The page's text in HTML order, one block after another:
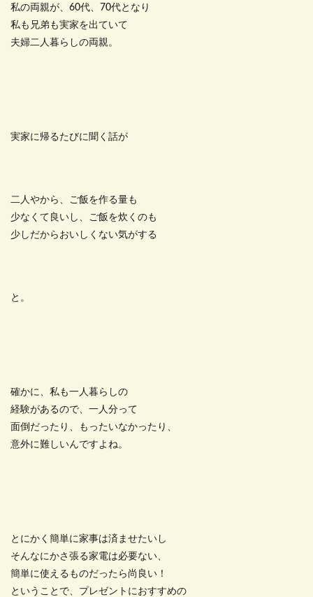
私の両親が、60代、70代となり
私も兄弟も実家を出ていて
夫婦二人暮らしの両親。
実家に帰るたびに聞く話が
二人やから、ご飯を作る量も
少なくて良いし、ご飯を炊くのも
少しだからおいしくない気がする
と。
確かに、私も一人暮らしの
経験があるので、一人分って
面倒だったり、もったいなかったり、
意外に難しいんですよね。
とにかく簡単に家事は済ませたいし
そんなにかさ張る家電は必要ない、
簡単に使えるものだったら尚良い！
ということで、プレゼントにおすすめの